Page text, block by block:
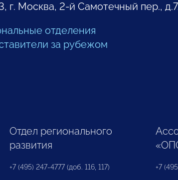
г. Москва, 2-й Самотечный пер.,
отделения
за рубежом
Отдел регионального
развития
+7 (495) 247-4777 (доб. 116, 117) +7